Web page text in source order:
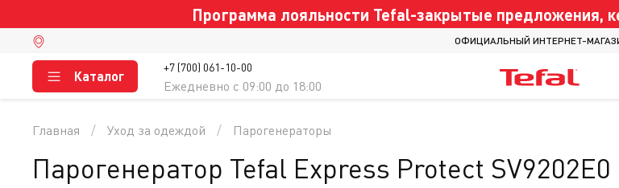
Программа лояльности Tefal-закрытые предложения,
ОФИЦИАЛЬНЫЙ ИНТЕРНЕТ-
+7 (700) 061-10-00
Ежедневно c 09:00 до 18:00
Каталог
Главная Уход за одеждой Парогенераторы
Парогенератор Tefal Express Protect SV9202E0